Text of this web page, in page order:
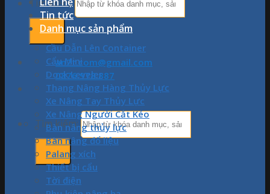
Tìm kiếm:
an2t.com@gmail.com
0876.978.887
Tìm kiếm:
Tin tức
Danh mục sản phẩm
Cầu Dẫn Lên Container
Cẩu Mini
Dock Leveler
Thang Nâng Hàng Thủy Lực
Xe Nâng Tay Thủy Lực
Xe Nâng Người Cắt Kéo
Bàn nâng thủy lực
Bàn nâng đổ liệu
Palang xích
Thiết bị cẩu
Tời điện